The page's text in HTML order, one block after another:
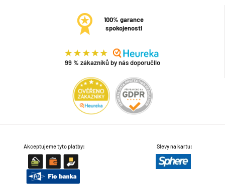
100% garance
spokojenosti
99 % zákazníků by nás doporučilo
Akceptujeme tyto platby: Slevy na kartu: